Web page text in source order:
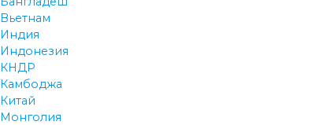
Вьетнам
Индия
Индонезия
КНДР
Камбоджа
Китай
Монголия